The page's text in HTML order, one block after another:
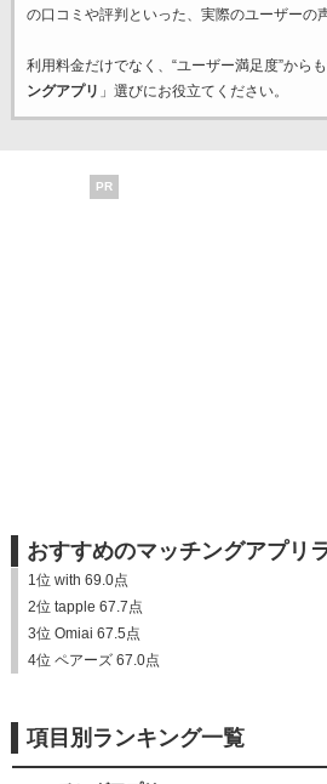
の口コミや評判といった、実際のユーザーの
利用料金だけでなく、“ユーザー満足度”から
ングアプリ 」選びにお役立てください。
PR
おすすめのマッチングアプリ
1位 with 69.0点
2位 tapple 67.7点
3位 Omiai 67.5点
4位 ペアーズ 67.0点
項目別ランキング一覧